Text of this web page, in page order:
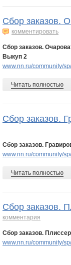
Сбор заказов.
комментировать
Сбор заказов.
Выкуп 2
www.nn.ru/community/
Читать полностью
Сбор заказов.
Сбор заказов.
www.nn.ru/community/
Читать полностью
Сбор заказов.
комментария
Сбор заказов.
www.nn.ru/community/